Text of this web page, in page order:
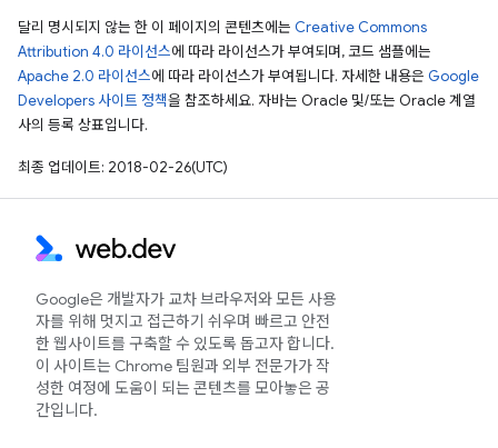
달리 명시되지 않는 한 이 페이지의 콘텐츠에는 Creative Commons
Attribution 4.0 라이선스에 따라 라이선스가 부여되며, 코드 샘플에는
Apache 2.0 라이선스에 따라 라이선스가 부여됩니다. 자세한 내용은 Google
Developers 사이트 정책을 참조하세요. 자바는 Oracle 및/또는 Oracle 계열
사의 등록 상표입니다.
최종 업데이트: 2018-02-26(UTC)
Google은 개발자가 교차 브라우저와 모든 사용
자를 위해 멋지고 접근하기 쉬우며 빠르고 안전
한 웹사이트를 구축할 수 있도록 돕고자 합니다.
이 사이트는 Chrome 팀원과 외부 전문가가 작
성한 여정에 도움이 되는 콘텐츠를 모아놓은 공
간입니다.